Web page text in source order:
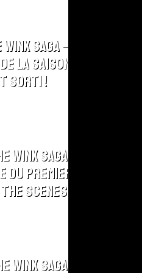
Saga – Le
la Saison 2
sorti !
Winx Saga –
du Premier
Scenes !
Winx Saga –